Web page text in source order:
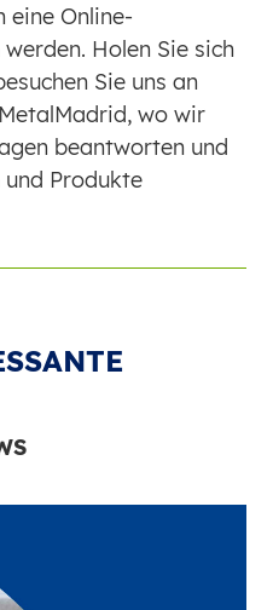
eine Online-
Holen Sie sich
Sie uns an
wo wir
beantworten und
und Produkte